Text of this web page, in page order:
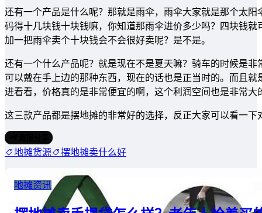
还有一个产品是什么呢？那就是雨伞，雨伞大家就是那个太
码得十几块钱十块钱嘛，你知道那雨伞进价多少吗？四块钱
加一把雨伞卖个十块钱会不会很好卖呢？是不是。
还有一个什么产品呢？就是现在不是夏天嘛？骑车的时候是
可以戴在手上边的那种东西，现在的话也是正当时的。而且
进看看，价格真的是非常便宜的啊，这个利润空间也是非常
这三款产品都是摆地摊的非常好的选择，反正大家可以看一
地摊货源 摆地摊卖什么好
地摊资讯